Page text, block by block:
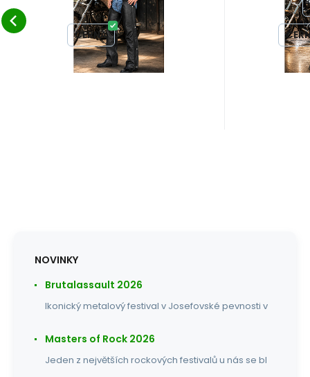
95
85 NA MÍRU
ČERNÁ NA MÍRU
Obľúbený
Porovnať
návleky na kalhoty.
95
návleky
NOVINKY
Brutalassault 2026
Ikonický metalový festival v Josefovské pevnosti v
Masters of Rock 2026
Jeden z největších rockových festivalů u nás se bl